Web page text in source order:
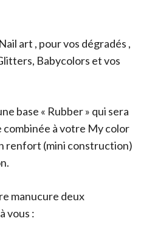
art , pour vos dégradés ,
Babycolors et vos
base « Rubber » qui sera
combinée à votre My color
renfort (mini construction)
manucure deux
vous :